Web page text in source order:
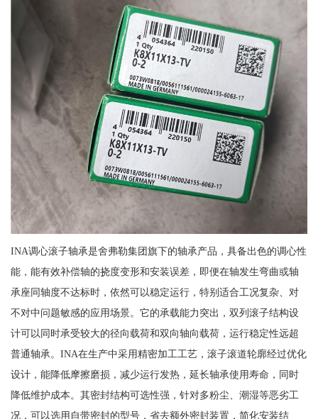
INA调心滚子轴承是舍弗勒集团旗下的轴承产品，具备出色的调心性
能，能有效补偿轴的挠度变形和安装误差，即便在轴发生弯曲或轴
承座同轴度不达标时，依然可以稳定运行，特别适合工况复杂、对
不对中问题敏感的应用场景。它的承载能力突出，双列滚子结构设
计可以同时承受较大的径向载荷和双向轴向载荷，运行稳定性远超
普通轴承。INA在生产中采用精密加工工艺，滚子滚道轮廓经过优化
设计，能降低摩擦磨损，减少运行发热，延长轴承使用寿命，同时
降低维护成本。其密封结构可选性强，针对多粉尘、潮湿等恶劣工
况，可以选用自带密封的型号，省去额外密封装置，简化安装结